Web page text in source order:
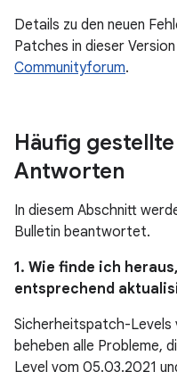
Details zu den neuen
Patches in dieser Version
Communityforum.
Häufig
Antworten
In diesem Abschnitt
Bulletin beantwortet.
1. Wie finde ich
entsprechend
Sicherheitspatch-
beheben alle Probleme,
Level vom 05.03.2021